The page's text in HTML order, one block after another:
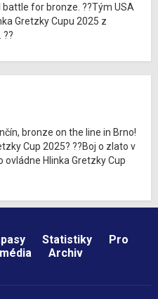
battle for bronze. ??Tým USA
Gretzky Cupu 2025 z
??
bronze on the line in Brno!
Cup 2025? ??Boj o zlato v
ovládne Hlinka Gretzky Cup
Statistiky
Pro
Archiv